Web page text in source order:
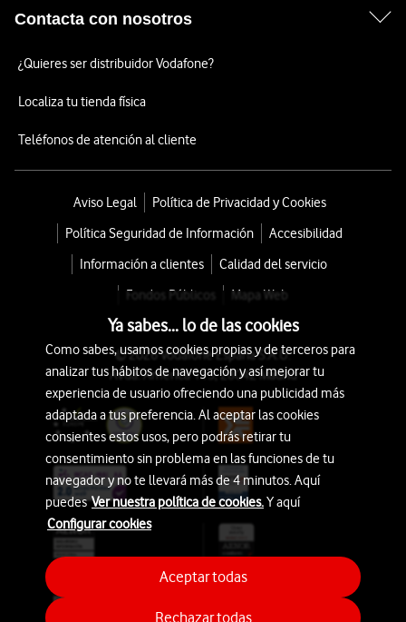
Contacta con nosotros
¿Quieres ser distribuidor Vodafone?
Localiza tu tienda física
Teléfonos de atención al cliente
Aviso Legal
Política de Privacidad y Cookies
Política Seguridad de Información
Accesibilidad
Información a clientes
Calidad del servicio
Fondos Públicos
Mapa Web
© 2026 Vodafone España S.A.U.
Avda. América 115, 28042 Madrid
Ya sabes... lo de las cookies
Como sabes, usamos cookies propias y de terceros para
analizar tus hábitos de navegación y así mejorar tu
experiencia de usuario ofreciendo una publicidad más
adaptada a tus preferencia. Al aceptar las cookies
consientes estos usos, pero podrás retirar tu
consentimiento sin problema en las funciones de tu
navegador y no te llevará más de 4 minutos. Aquí
puedesVer nuestra política de cookies.Y aquí
Configurar cookies
Rechazar todas
Aceptar todas